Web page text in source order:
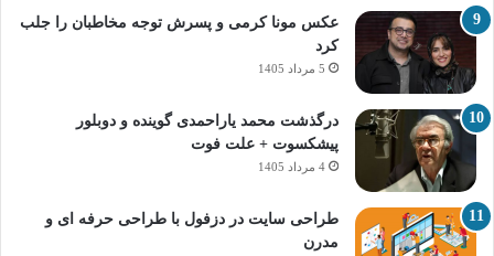
عکس مونا کرمی و پسرش توجه مخاطبان را جلب
کرد
5 مرداد 1405
درگذشت محمد یاراحمدی گوینده و دوبلور
پیشکسوت + علت فوت
4 مرداد 1405
طراحی سایت در دزفول با طراحی حرفه‌ ای و
مدرن